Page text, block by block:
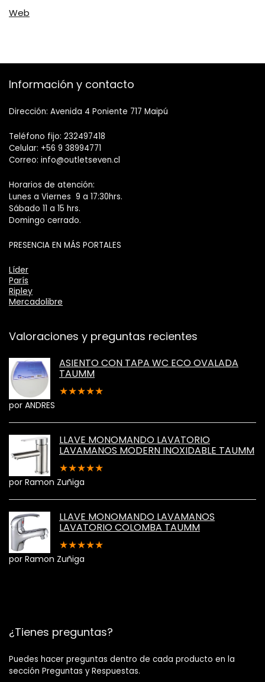
Web
Información y contacto
Dirección: Avenida 4 Poniente 717 Maipú
Teléfono fijo: 232497418
Celular: +56 9 38994771
Correo: info@outletseven.cl
Horarios de atención:
Lunes a Viernes 9 a 17:30hrs.
Sábado 11 a 15 hrs.
Domingo cerrado.
PRESENCIA EN MÁS PORTALES
Líder
París
Ripley
Mercadolibre
Valoraciones y preguntas recientes
ASIENTO CON TAPA WC ECO OVALADA
TAUMM
★★★★★
por ANDRES
LLAVE MONOMANDO LAVATORIO
LAVAMANOS MODERN INOXIDABLE TAUMM
★★★★★
por Ramon Zuñiga
LLAVE MONOMANDO LAVAMANOS
LAVATORIO COLOMBA TAUMM
★★★★★
por Ramon Zuñiga
¿Tienes preguntas?
Puedes hacer preguntas dentro de cada producto en la
sección Preguntas y Respuestas.